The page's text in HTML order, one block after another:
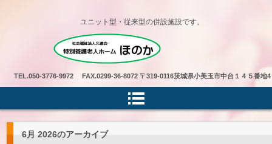
特別養護老人ホームほのか
ユニット型・従来型の併設施設です。
TEL.050-3776-9972 FAX.0299-36-8072 〒319-0116茨城県小美玉市中台１４５番地4
6月 2026のアーカイブ